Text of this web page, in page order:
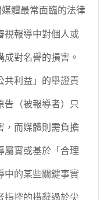
體最常面臨的法律
視報導中對個人或
對名譽的損害。
共利益」的舉證責
告（被報導者）只
，而媒體則需負擔
屬實或基於「合理
中的某些關鍵事實